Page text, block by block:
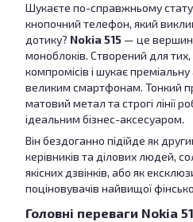
Шукаєте по-справжньому
кнопочний телефон, який
дотику? Nokia 515 — це
моноблоків. Створений для тих,
компромісів і шукає
великим смартфонам. Тонкий
матовий метал та строгі лінії
ідеальним бізнес-аксесуаром.
Він бездоганно підійде як
керівників та ділових людей,
якісних дзвінків, або як
поціновувачів найвищої
Головні переваги Nokia